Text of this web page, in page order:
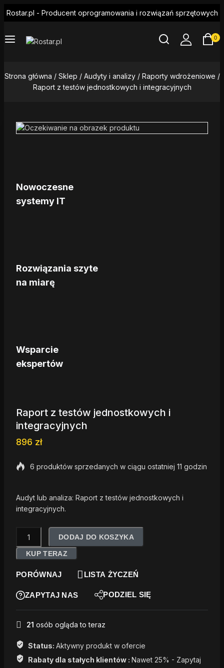
Skip
to
Rostar.pl - Producent oprogramowania i rozwiązań sprzętowych
0
Strona główna / Sklep / Audyty i analizy / Raporty wdrożeniowe /
Raport z testów jednostkowych i integracyjnych
Nowoczesne
systemy IT
Rozwiązania szyte
na miarę
Wsparcie
ekspertów
Raport z testów jednostkowych i
integracyjnych
896 zł
6 produktów sprzedanych w ciągu ostatniej 11 godzin
Audyt lub analiza: Raport z testów jednostkowych i
integracyjnych.
Raport
jednostkowych
integracyjnych
DODAJ DO KOSZYKA
KUP TERAZ
PORÓWNAJ LISTA ŻYCZEŃ
ZAPYTAJ NAS PODZIEL SIĘ
21 osób ogląda to teraz
Status: Aktywny produkt w ofercie
Rabaty dla stałych klientów : Nawet 25% - Zapytaj